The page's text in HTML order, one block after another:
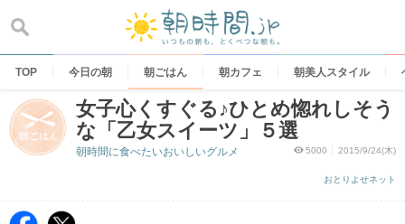
content
TOP 今日の朝 朝ごはん 朝カフェ 朝美人スタイル
女子心くすぐる♪ひとめ惚れしそう
な「乙女スイーツ」５選
5000 2015/9/24(木)
おとりよせネット
朝時間に食べたいおいしいグルメ